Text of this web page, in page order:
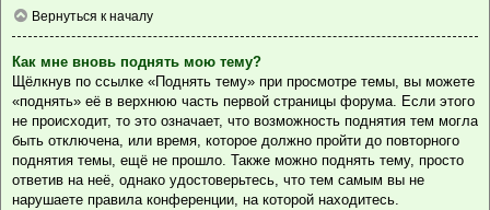
Вернуться к началу
Как мне вновь поднять мою тему?
Щёлкнув по ссылке «Поднять тему» при просмотре темы, вы можете
«поднять» её в верхнюю часть первой страницы форума. Если этого
не происходит, то это означает, что возможность поднятия тем могла
быть отключена, или время, которое должно пройти до повторного
поднятия темы, ещё не прошло. Также можно поднять тему, просто
ответив на неё, однако удостоверьтесь, что тем самым вы не
нарушаете правила конференции, на которой находитесь.